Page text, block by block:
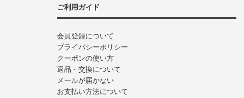
ご利用ガイド
会員登録について
プライバシーポリシー
クーポンの使い方
返品・交換について
メールが届かない
お支払い方法について